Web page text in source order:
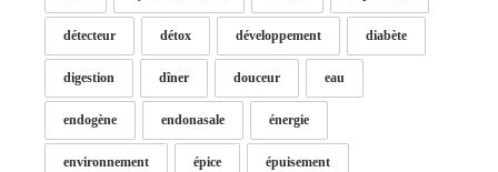
détecteur détox développement diabète
digestion dîner douceur eau
endogène endonasale énergie
environnement épice épuisement